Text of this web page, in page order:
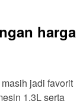
harga
jadi favorit
1.3L serta